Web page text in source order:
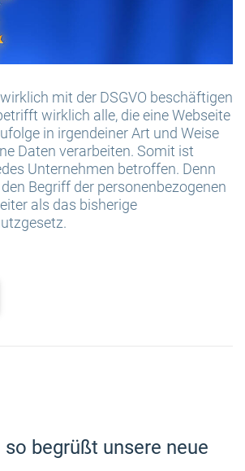
mit der DSGVO beschäftigen
wirklich alle, die eine Webseite
in irgendeiner Art und Weise
Daten verarbeiten. Somit ist
Unternehmen betroffen. Denn
Begriff der personenbezogenen
als das bisherige
begrüßt unsere neue